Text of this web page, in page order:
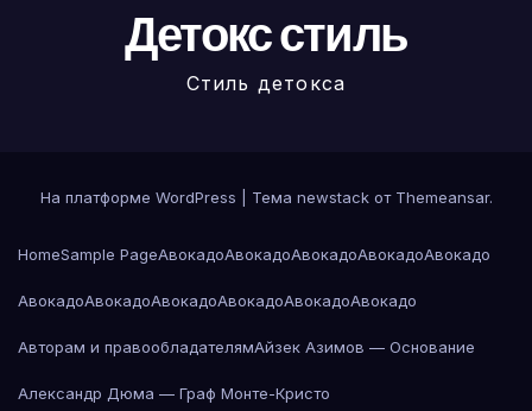
Детокс стиль
Стиль детокса
На платформе WordPress Тема newstack от Themeansar.
HomeSample PageАвокадоАвокадоАвокадоАвокадоАвокадо
АвокадоАвокадоАвокадоАвокадоАвокадоАвокадо
Авторам и правообладателямАйзек Азимов — Основание
Александр Дюма — Граф Монте-Кристо